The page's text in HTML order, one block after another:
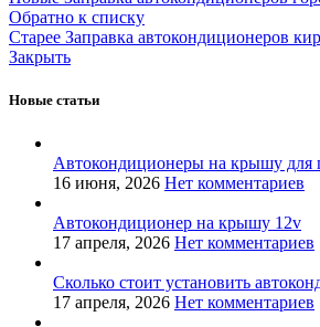
Обратно к списку
Старее Заправка автокондиционеров
Закрыть
Новые статьи
Автокондиционеры на крышу для
16 июня, 2026 Нет комментариев
Автокондиционер на крышу 12v
17 апреля, 2026 Нет комментариев
Сколько стоит установить
17 апреля, 2026 Нет комментариев